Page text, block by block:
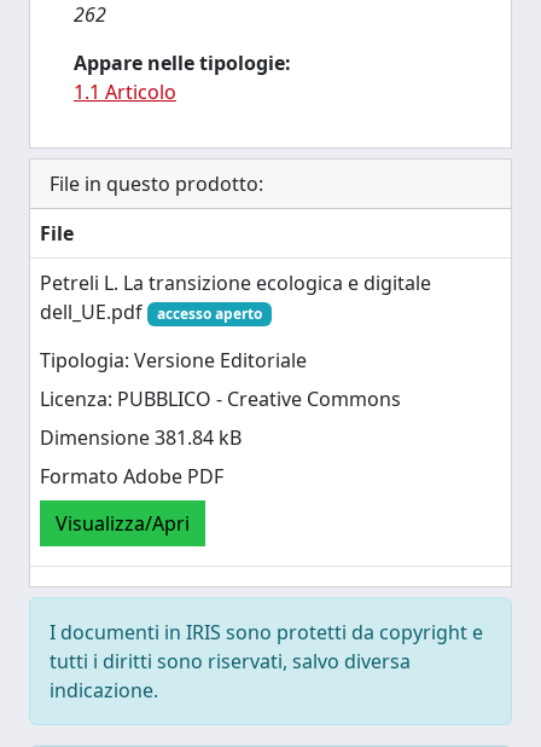
262
Appare nelle tipologie:
1.1 Articolo
File in questo prodotto:
File
Petreli L. La transizione ecologica e digitale
dell_UE.pdf
accesso aperto
Tipologia: Versione Editoriale
Licenza: PUBBLICO - Creative Commons
Dimensione 381.84 kB
Formato Adobe PDF
Visualizza/Apri
I documenti in IRIS sono protetti da copyright e
tutti i diritti sono riservati, salvo diversa
indicazione.